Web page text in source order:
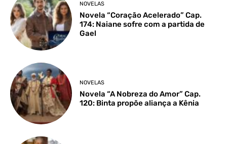
NOVELAS
Novela “Coração Acelerado” Cap.
174: Naiane sofre com a partida de
Gael
NOVELAS
Novela “A Nobreza do Amor” Cap.
120: Binta propõe aliança a Kênia